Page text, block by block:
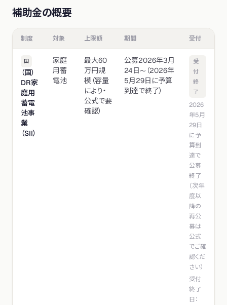
補助金の概要
制度 対象 上限額 期間 受付
国
（国）
DR家
庭用
蓄電
池事
業
（SII）
家庭
用蓄
電池
最大60
万円規
模（容量
により・
公式で要
確認）
公募2026年3月
24日〜（2026年
5月29日に予算
到達で終了）
受
付
終
了
2026
年5月
29日
に予
算到
達で
公募
終了
（次年
度以
降の
再公
募は
公式
でご確
認くだ
さい）
受付
終了
日：